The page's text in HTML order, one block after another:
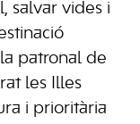
salvar vides i
patronal de
les Illes
i prioritària